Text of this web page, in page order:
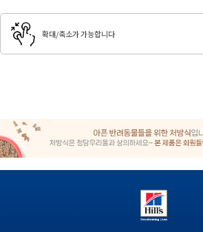
확대/축소가 가능합니다